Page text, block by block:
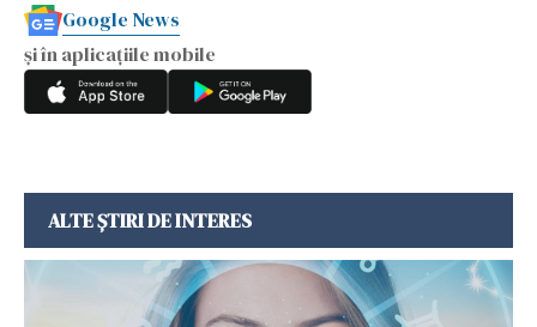
Google News
și în aplicațiile mobile
ALTE ȘTIRI DE INTERES